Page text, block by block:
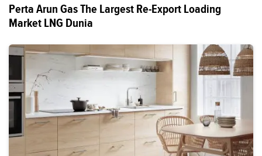
Perta Arun Gas The Largest Re-Export Loading
Market LNG Dunia